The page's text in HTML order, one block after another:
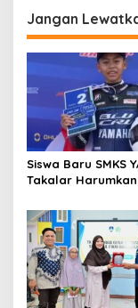
i
g
a
s
i
p
o
s
Jangan
Siswa Baru SMKS
Takalar Harumkan
Raih Podium di
Asia Pasifik